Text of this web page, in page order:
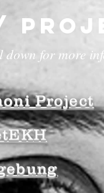
for more
Project